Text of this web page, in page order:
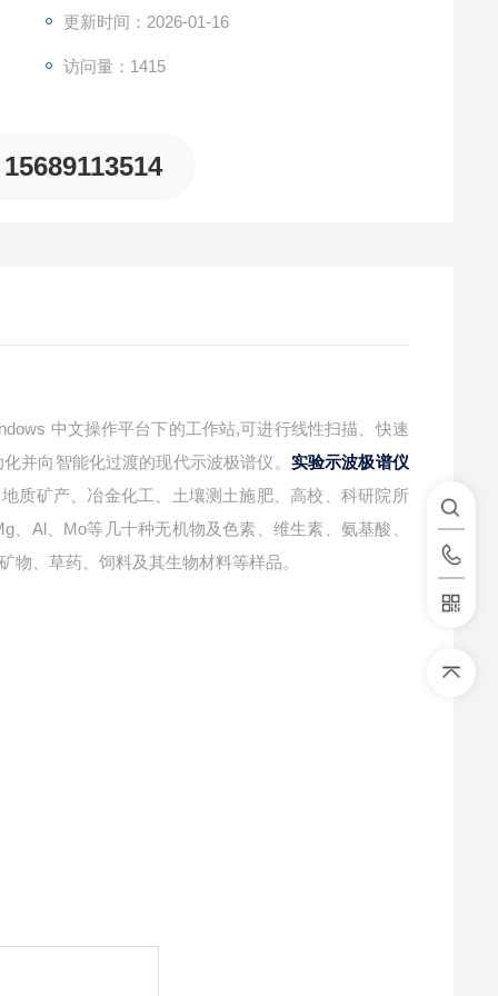
更新时间：2026-01-16
访问量：1415
15689113514
中文操作平台下的工作站,可进行线性扫描、快速
并向智能化过渡的现代示波极谱仪。 实验示波极谱仪
质矿产、冶金化工、土壤测土施肥、高校、科研院所
Al、Mo等几十种无机物及色素、维生素、氨基酸、
、草药、饲料及其生物材料等样品。